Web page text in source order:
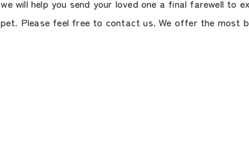
will help you send your loved one a final farewell to
Please feel free to contact us. We offer the most